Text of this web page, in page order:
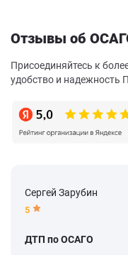
Отзывы об
Присоединяйтесь к
удобство и надежность
Сергей Зарубин
5
ДТП по ОСАГО